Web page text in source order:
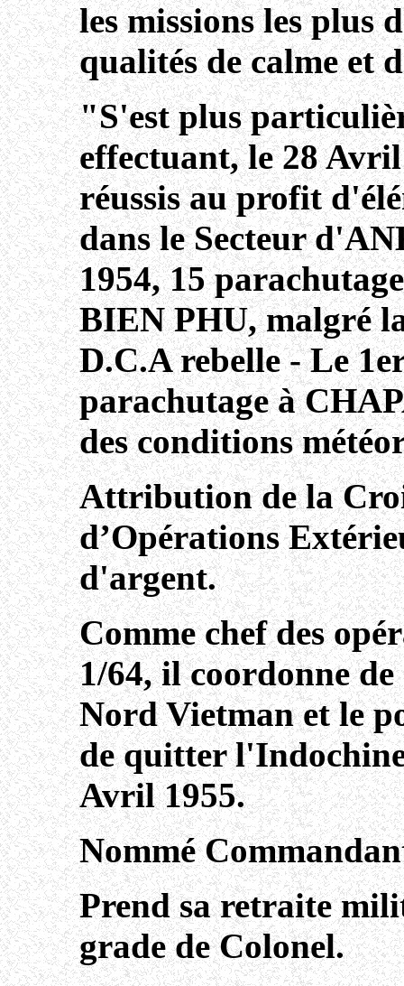
les missions les plus
qualités de calme et
"S'est plus
effectuant, le 28
réussis au profit
dans le Secteur
1954, 15
BIEN PHU, malgré
D.C.A rebelle - Le
parachutage à
des conditions
Attribution de la
d’Opérations
d'argent.
Comme chef des
1/64, il coordonne
Nord Vietman et le
de quitter
Avril 1955.
Nommé
Prend sa retraite
grade de Colonel.